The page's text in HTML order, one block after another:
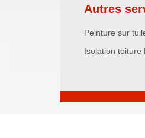
Autres
Peinture sur
Isolation toiture